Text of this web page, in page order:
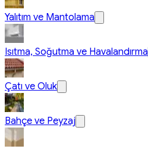
Yalıtım ve Mantolama
Isıtma, Soğutma ve Havalandırma
Çatı ve Oluk
Bahçe ve Peyzaj